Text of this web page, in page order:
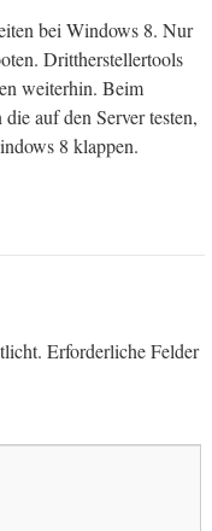
bei Windows 8. Nur
Drittherstellertools
weiterhin. Beim
auf den Server testen,
8 klappen.
Erforderliche Felder